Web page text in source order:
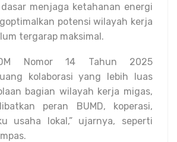
menjaga ketahanan energi
potensi wilayah kerja
tergarap maksimal.
Nomor 14 Tahun 2025
kolaborasi yang lebih luas
bagian wilayah kerja migas,
peran BUMD, koperasi,
usaha lokal,” ujarnya, seperti